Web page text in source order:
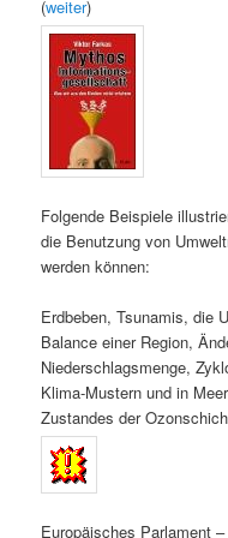
(weiter)
Folgende Beispiele
die Benutzung von
werden können:
Erdbeben, Tsunamis, die
Balance einer Region,
Niederschlagsmenge,
Klima-Mustern und in
Zustandes der
Europäisches Parlament